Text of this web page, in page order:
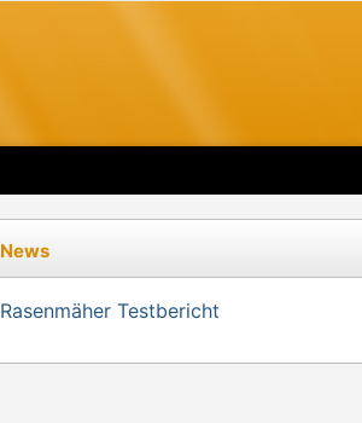
News
Rasenmäher Testbericht